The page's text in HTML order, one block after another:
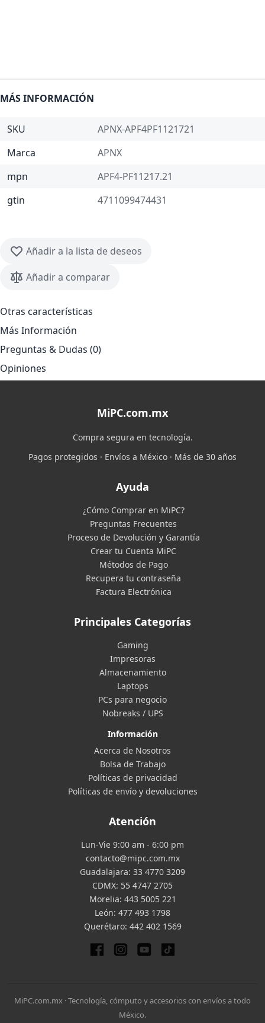
MÁS INFORMACIÓN
SKU
APNX-APF4PF1121721
Marca
APNX
mpn
APF4-PF11217.21
gtin
4711099474431
Añadir a la lista de deseos
Añadir a comparar
Otras características
Más Información
Preguntas & Dudas (0)
Opiniones
MiPC.com.mx
Compra segura en tecnología.
Pagos protegidos · Envíos a México · Más de 30 años
Ayuda
¿Cómo Comprar en MiPC?
Preguntas Frecuentes
Proceso de Devolución y Garantía
Crear tu Cuenta MiPC
Métodos de Pago
Recupera tu contraseña
Factura Electrónica
Principales Categorías
Gaming
Impresoras
Almacenamiento
Laptops
PCs para negocio
Nobreaks / UPS
Información
Acerca de Nosotros
Bolsa de Trabajo
Políticas de privacidad
Políticas de envío y devoluciones
Atención
Lun-Vie 9:00 am - 6:00 pm
contacto@mipc.com.mx
Guadalajara: 33 4770 3209
CDMX: 55 4747 2705
Morelia: 443 5005 221
León: 477 493 1798
Querétaro: 442 402 1569
MiPC.com.mx · Tecnología, cómputo y accesorios con envíos a todo
México.